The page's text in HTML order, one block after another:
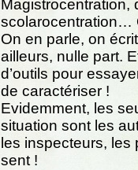
Magistrocentration,
scolarocentration…
On en parle, on
ailleurs, nulle part.
d’outils pour
de caractériser !
Evidemment, les
situation sont les
les inspecteurs, les
sent !